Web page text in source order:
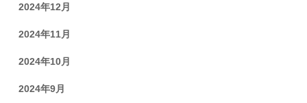
2024年12月
2024年11月
2024年10月
2024年9月